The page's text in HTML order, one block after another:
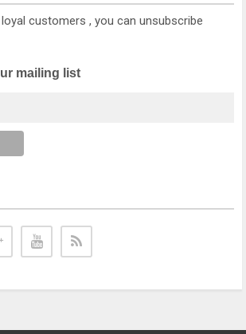
customers , you can unsubscribe
mailing list